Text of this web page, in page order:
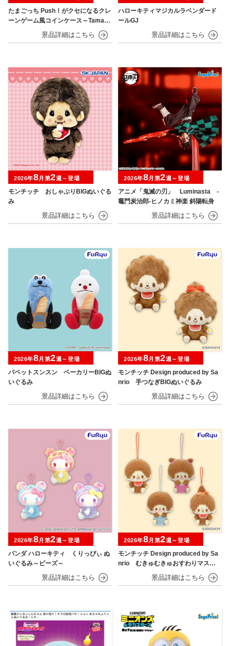
たまごっち Push！がクセになるクレ
ーンゲーム風コインケース～Tamago
tchi Paradise～
ハローキティマジカルラベンダード
ールGJ
モンチッチ おしゃぶりBIGぬいぐる
み
2026年8月第2週～登場
アニメ「鬼滅の刃」 Luminasta ‐
竈門炭治郎‐ヒノカミ神楽 斜陽転身
2026年8月第2週～登場
パペットスンスン ベーカリーBIGぬ
いぐるみ
2026年8月第2週～登場
モンチッチ Design produced by Sa
nrio 手つなぎBIGぬいぐるみ
2026年8月第2週～登場
パンダ ハローキティ くりっぴぃ ぬ
いぐるみ～ビーズ～
2026年8月第2週～登場
モンチッチ Design produced by Sa
nrio むきゅむきゅおすわりマスコ
2026年8月第2週～登場